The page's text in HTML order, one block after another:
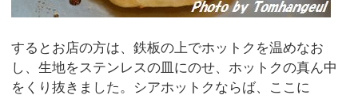
するとお店の方は、鉄板の上でホットクを温めなお
し、生地をステンレスの皿にのせ、ホットクの真ん中
をくり抜きました。シアホットクならば、ここに